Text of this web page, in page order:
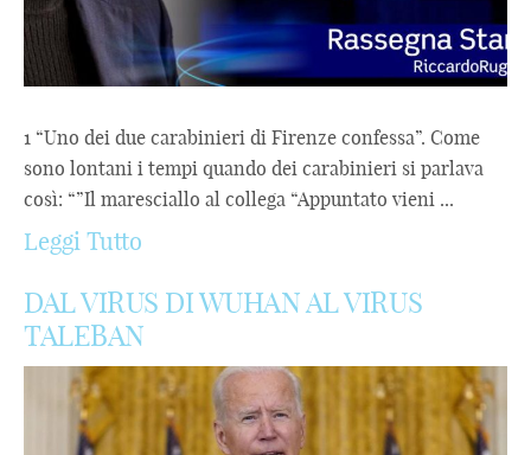
1 “Uno dei due carabinieri di Firenze confessa”. Come
sono lontani i tempi quando dei carabinieri si parlava
così: “”Il maresciallo al collega “Appuntato vieni ...
Leggi Tutto
DAL VIRUS DI WUHAN AL VIRUS
TALEBAN